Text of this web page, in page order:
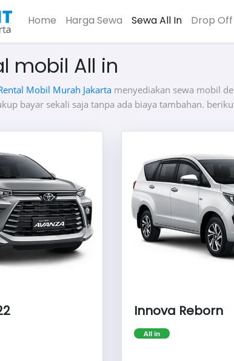
Home Harga Sewa Sewa All In Drop Off
mobil All in
Mobil Murah Jakarta menyediakan sewa mobil
bayar sekali saja tanpa ada biaya tambahan.
Innova Reborn
All in